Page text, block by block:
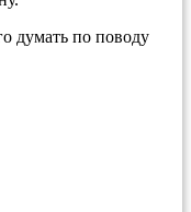
думать по поводу